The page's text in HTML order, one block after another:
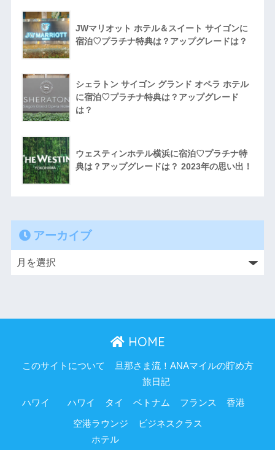
JWマリオット ホテル＆スイート サイゴンに
宿泊♡プラチナ特典は？アップグレードは？
シェラトン サイゴン グランド オペラ ホテル
に宿泊♡プラチナ特典は？アップグレード
は？
ウェスティンホテル横浜に宿泊♡プラチナ特
典は？アップグレードは？ 2023年の思い出！
アーカイブ
HOME
このサイトについて 旦那さま流！ANAマイルの貯め方
ハワイ
旅日記
ハワイ タイ ベトナム フランス 香港
空港ラウンジ
ビジネスクラス
ホテル